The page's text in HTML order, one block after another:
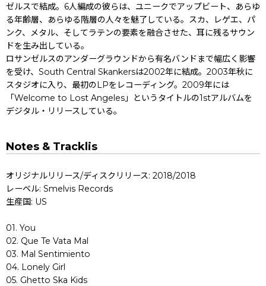
ゼルスで結成。6人編成の彼らは、ユニークでアップビート、あらゆ
る年齢層、あらゆる階層の人々を魅了している。スカ、レゲエ、パ
ンク、メタル、そしてラテンの要素を融合させた、耳に残るサウン
ドを生み出している。
ロサンゼルスのアンダーグラウンドから有名バンドまで幅広く影響
を受け、South Central Skankersは2002年に結成。2003年秋に
スタジオに入り、最初のLPをレコーディング。2009年には
「Welcome to Lost Angeles」というタイトルの1stアルバムを
デジタル・リリースしている。
Notes & Tracklis
オリジナルリリース/ディスクリリース: 2018/2018
レーベル: Smelvis Records
生産国: US
01. You
02. Que Te Vata Mal
03. Mal Sentimiento
04. Lonely Girl
05. Ghetto Ska Kids